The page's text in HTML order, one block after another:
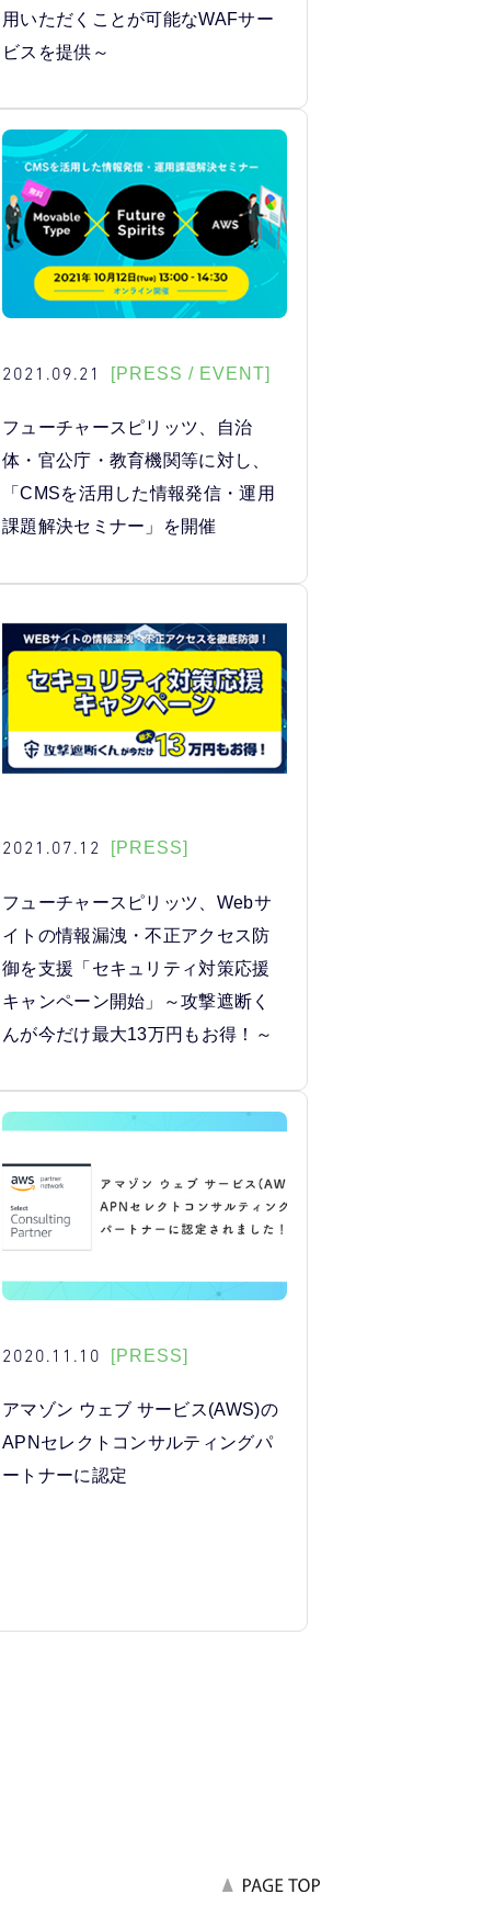
用いただくことが可能なWAFサー
ビスを提供～
2021.09.21 [PRESS / EVENT]
フューチャースピリッツ、自治
体・官公庁・教育機関等に対し、
「CMSを活用した情報発信・運用
課題解決セミナー」を開催
2021.07.12 [PRESS]
フューチャースピリッツ、Webサ
イトの情報漏洩・不正アクセス防
御を支援「セキュリティ対策応援
キャンペーン開始」～攻撃遮断く
んが今だけ最大13万円もお得！～
2020.11.10 [PRESS]
アマゾン ウェブ サービス(AWS)の
APNセレクトコンサルティングパ
ートナーに認定